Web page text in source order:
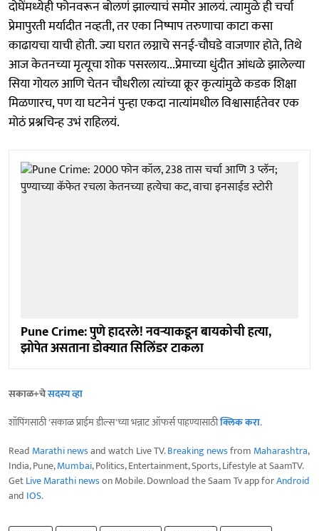
दोघेंमध्येही फोनवरून बोलणं झाल्याचं समोर आलयं. त्यामुळे ही चर्चा
प्रेमापुरती मर्यादीत नव्हती, तर एका निष्पाप तरुणाचा काटा कसा
काढायचा याची होती. ज्या घरात लग्नाचे सनई-चौघडे वाजणार होते, तिथे
आज केतनच्या मृत्यूचा शोक पसरलाय...प्रेमाच्या धुंदीत आंधळे झालेल्या
सिया गोयल आणि चेतन चौधरीला त्यांच्या क्रूर कृत्यांमुळे कडक शिक्षा
मिळणारच, पण या घटनेनं पुन्हा एकदा नात्यांमधील विश्वासार्हतेवर एक
मोठं प्रश्नचिन्ह उभं राहिलयं.
Pune Crime: पुणे हादरले! नवऱ्याकडून बायकोची हत्या,
झोपेत असताना डोक्यात सिलिंडर टाकला
सकाळ+चेसदस्य व्हा
शॉपिंगसाठी 'सकाळ प्राईम डील्स'च्या भन्नाट ऑफर्स पाहण्यासाठीक्लिक करा.
Read Marathi newsand watch Live TV.Breaking newsfrom Maharashtra,
India, Pune,Mumbai, Politics, Entertainment, Sports, Lifestyle at SaamTV.
GetLive Marathi newson Mobile. Download the Saam Tv app forAndroid
and IOS.